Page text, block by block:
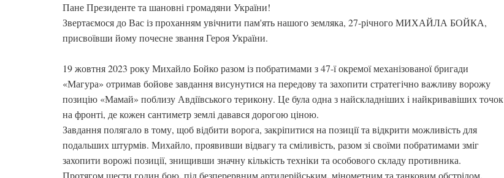
Пане Президенте та шановні громадяни України!
Звертаємося до Вас із проханням увічнити пам'ять нашого земляка, 27-річного МИХАЙЛА БОЙКА,
присвоївши йому почесне звання Героя України.
19 жовтня 2023 року Михайло Бойко разом із побратимами з 47-ї окремої механізованої бригади
«Магура» отримав бойове завдання висунутися на передову та захопити стратегічно важливу ворожу
позицію «Мамай» поблизу Авдіївського терикону. Це була одна з найскладніших і найкривавіших точок
на фронті, де кожен сантиметр землі давався дорогою ціною.
Завдання полягало в тому, щоб відбити ворога, закріпитися на позиції та відкрити можливість для
подальших штурмів. Михайло, проявивши відвагу та сміливість, разом зі своїми побратимами зміг
захопити ворожі позиції, знищивши значну кількість техніки та особового складу противника.
Протягом шести годин бою, під безперервним артилерійським, мінометним та танковим обстрілом,